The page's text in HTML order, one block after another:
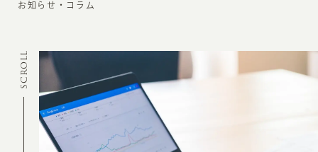
CREATION
MARKETING
お知らせ・コラム
SCROLL